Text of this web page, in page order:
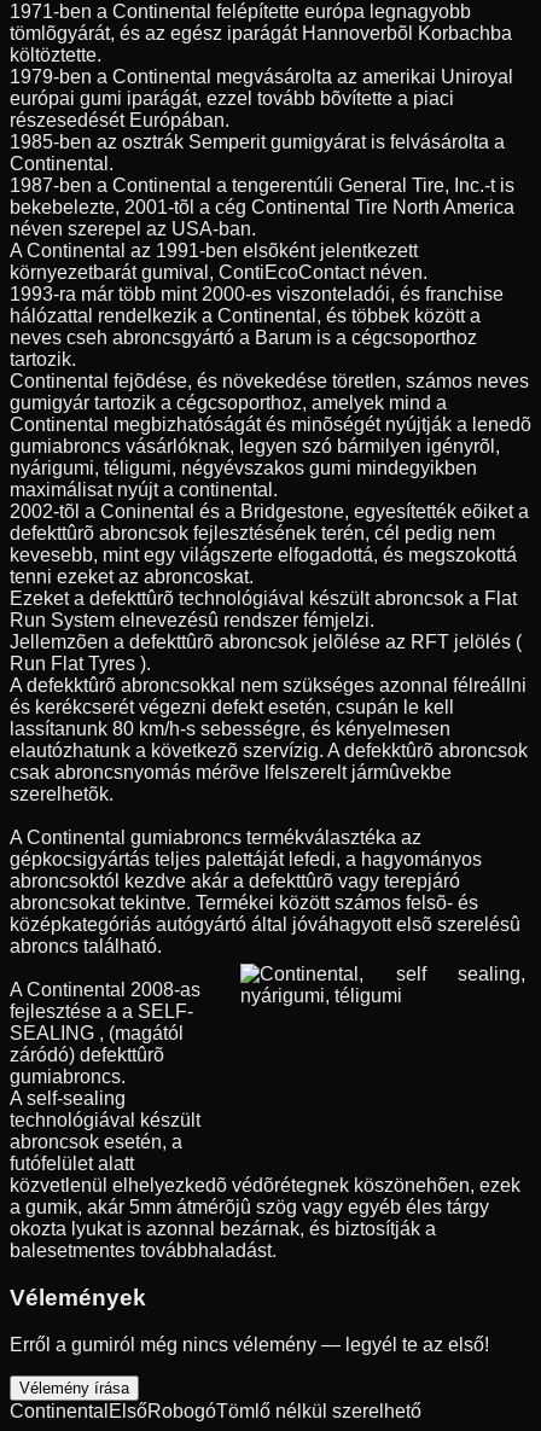
1971-ben a Continental felépítette európa legnagyobb
tömlõgyárát, és az egész iparágát Hannoverbõl Korbachba
költöztette.
1979-ben a Continental megvásárolta az amerikai Uniroyal
európai gumi iparágát, ezzel tovább bõvítette a piaci
részesedését Európában.
1985-ben az osztrák Semperit gumigyárat is felvásárolta a
Continental.
1987-ben a Continental a tengerentúli General Tire, Inc.-t is
bekebelezte, 2001-tõl a cég Continental Tire North America
néven szerepel az USA-ban.
A Continental az 1991-ben elsõként jelentkezett
környezetbarát gumival, ContiEcoContact néven.
1993-ra már több mint 2000-es viszonteladói, és franchise
hálózattal rendelkezik a Continental, és többek között a
neves cseh abroncsgyártó a Barum is a cégcsoporthoz
tartozik.
Continental fejõdése, és növekedése töretlen, számos neves
gumigyár tartozik a cégcsoporthoz, amelyek mind a
Continental megbizhatóságát és minõségét nyújtják a lenedõ
gumiabroncs vásárlóknak, legyen szó bármilyen igényrõl,
nyárigumi, téligumi, négyévszakos gumi mindegyikben
maximálisat nyújt a continental.
2002-tõl a Coninental és a Bridgestone, egyesítették eõiket a
defekttûrõ abroncsok fejlesztésének terén, cél pedig nem
kevesebb, mint egy világszerte elfogadottá, és megszokottá
tenni ezeket az abroncoskat.
Ezeket a defekttûrõ technológiával készült abroncsok a Flat
Run System elnevezésû rendszer fémjelzi.
Jellemzõen a defekttûrõ abroncsok jelõlése az RFT jelölés (
Run Flat Tyres ).
A defekktûrõ abroncsokkal nem szükséges azonnal félreállni
és kerékcserét végezni defekt esetén, csupán le kell
lassítanunk 80 km/h-s sebességre, és kényelmesen
elautózhatunk a következõ szervízig. A defekktûrõ abroncsok
csak abroncsnyomás mérõve lfelszerelt jármûvekbe
szerelhetõk.
A Continental gumiabroncs termékválasztéka az
gépkocsigyártás teljes palettáját lefedi, a hagyományos
abroncsoktól kezdve akár a defekttûrõ vagy terepjáró
abroncsokat tekintve. Termékei között számos felsõ- és
középkategóriás autógyártó által jóváhagyott elsõ szerelésû
abroncs található.
A Continental 2008-as
fejlesztése a a SELF-
SEALING , (magától
záródó) defekttûrõ
gumiabroncs.
A self-sealing
technológiával készült
abroncsok esetén, a
futófelület alatt
közvetlenül elhelyezkedõ védõrétegnek köszönehõen, ezek
a gumik, akár 5mm átmérõjû szög vagy egyéb éles tárgy
okozta lyukat is azonnal bezárnak, és biztosítják a
balesetmentes továbbhaladást.
Vélemények
Erről a gumiról még nincs vélemény — legyél te az első!
Vélemény írása
Continental ElsőRobogóTömlő nélkül szerelhető